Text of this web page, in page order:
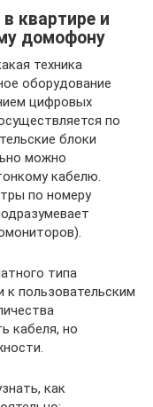
квартире и
домофону
техника
оборудование
цифровых
по
блоки
можно
кабелю.
по номеру
типа
пользовательским
кабеля, но
как